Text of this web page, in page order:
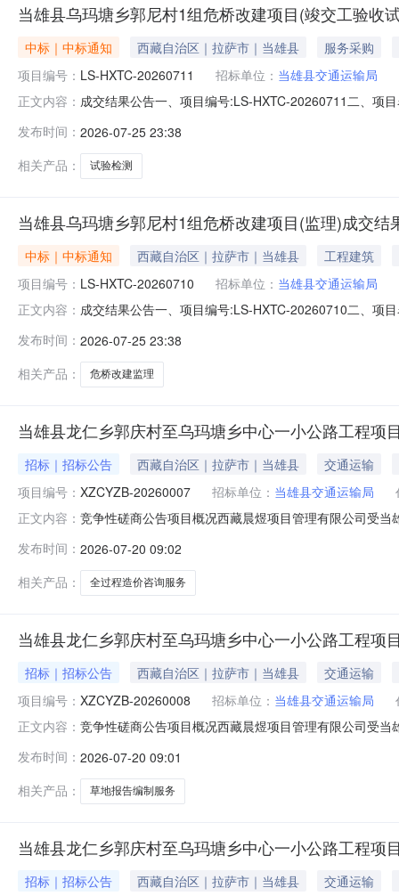
当雄县乌玛塘乡郭尼村1组危桥改建项目(竣交工验收
中标｜中标通知 西藏自治区｜拉萨市｜当雄县
服务采购
项目编号： LS-HXTC-20260711 招标单位： 当雄县交通运输局
正文内容： 成交结果公告一、项目编号:LS-HXTC-20260711二、项
务范围服务期限服务时间服务标准1四川正达检测技术有
人要求五、评审专家名
发布时间： 2026-07-25 23:38
相关产品：
试验检测
当雄县乌玛塘乡郭尼村1组危桥改建项目(监理)成交结
中标｜中标通知 西藏自治区｜拉萨市｜当雄县
工程建筑
项目编号： LS-HXTC-20260710 招标单位： 当雄县交通运输局
正文内容： 成交结果公告一、项目编号:LS-HXTC-20260710二、项
务标准1中鸿同创项目管理有限公司当雄县乌玛塘乡郭尼
六、代理服务收费标
发布时间： 2026-07-25 23:38
相关产品：
危桥改建监理
当雄县龙仁乡郭庆村至乌玛塘乡中心一小公路工程项
招标｜招标公告 西藏自治区｜拉萨市｜当雄县
交通运输
项目编号： XZCYZB-20260007 招标单位： 当雄县交通运输局
正文内容： 竞争性磋商公告项目概况西藏晨煜项目管理有限公司受
XZCYZB-202600072.项目名称：当雄县龙仁乡郭庆村至
发布时间： 2026-07-20 09:02
相关产品：
全过程造价咨询服务
当雄县龙仁乡郭庆村至乌玛塘乡中心一小公路工程项
招标｜招标公告 西藏自治区｜拉萨市｜当雄县
交通运输
项目编号： XZCYZB-20260008 招标单位： 当雄县交通运输局
正文内容： 竞争性磋商公告项目概况西藏晨煜项目管理有限公司受
号：XZCYZB-202600082.项目名称：当雄县龙仁乡郭庆
价:250000.00
发布时间： 2026-07-20 09:01
相关产品：
草地报告编制服务
当雄县龙仁乡郭庆村至乌玛塘乡中心一小公路工程
招标｜招标公告 西藏自治区｜拉萨市｜当雄县
交通运输